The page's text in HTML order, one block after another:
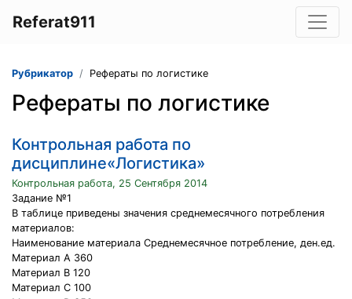
Referat911
Рубрикатор Рефераты по логистике
Рефераты по логистике
Контрольная работа по
дисциплине«Логистика»
Контрольная работа, 25 Сентября 2014
Задание №1
В таблице приведены значения среднемесячного потребления
материалов:
Наименование материала Среднемесячное потребление, ден.ед.
Материал A 360
Материал B 120
Материал C 100